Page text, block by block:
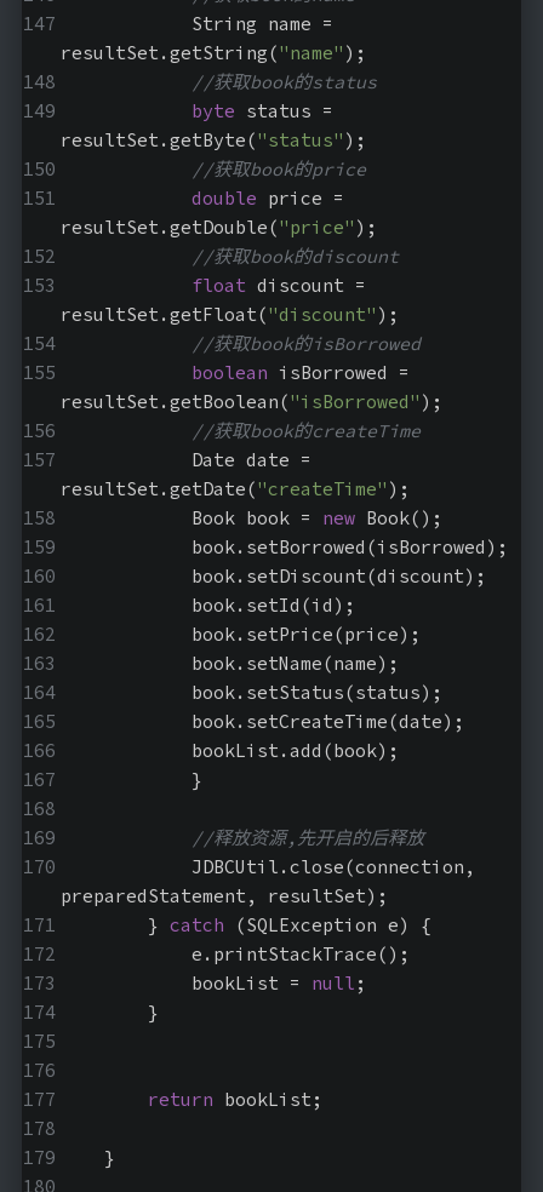
resultSet.getString("name" );
//获取book的status
byte status =
resultSet.getByte("status" );
//获取book的price
double price =
resultSet.getDouble("price" );
//获取book的discount
float discount =
resultSet.getFloat("discount" );
//获取book的isBorrowed
boolean isBorrowed =
resultSet.getBoolean("isBorrowed" );
//获取book的createTime
resultSet.getDate("createTime" );
            Book book =
new Book();
            book.setBorrowed(isBorrowed);
            book.setDiscount(discount);
            book.setId(id);
            book.setPrice(price);
            book.setName(name);
            book.setStatus(status);
            book.setCreateTime(date);
            bookList.add(book);
            }
//释放资源,先开启的后释放
preparedStatement, resultSet);
        }
catch (SQLException e) {
            e.printStackTrace();
            bookList =
null ;
        }
return bookList;
    }